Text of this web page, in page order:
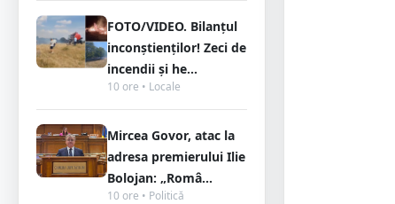
FOTO/VIDEO. Bilanțul
inconștienților! Zeci de
incendii și he...
10 ore • Locale
Mircea Govor, atac la
adresa premierului Ilie
Bolojan: „Româ...
10 ore • Politică